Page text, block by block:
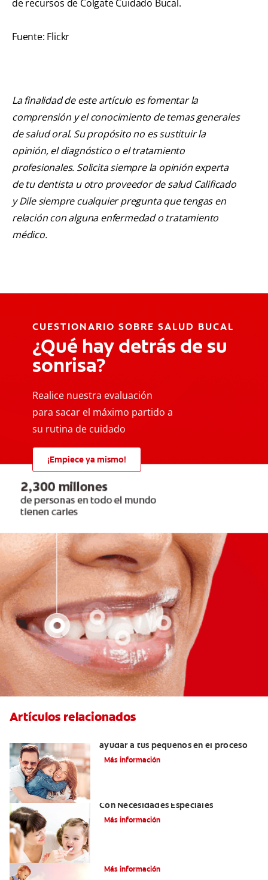
de recursos de Colgate Cuidado Bucal.
Fuente: Flickr
La finalidad de este artículo es fomentar la
comprensión y el conocimiento de temas generales
de salud oral. Su propósito no es sustituir la
opinión, el diagnóstico o el tratamiento
profesionales. Solicita siempre la opinión experta
de tu dentista u otro proveedor de salud Calificado
y Dile siempre cualquier pregunta que tengas en
relación con alguna enfermedad o tratamiento
médico.
CUESTIONARIO SOBRE SALUD BUCAL
¿Qué hay detrás de su
sonrisa?
Realice nuestra evaluación
para sacar el máximo partido a
su rutina de cuidado
¡Empiece ya mismo!
Artículos relacionados
ayudar a tus pequeños en el proceso
Más información
Con Necesidades Especiales
Más información
Más información